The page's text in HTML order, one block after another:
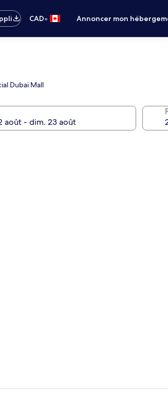
CAD• Annoncer mon
Dubai Mall